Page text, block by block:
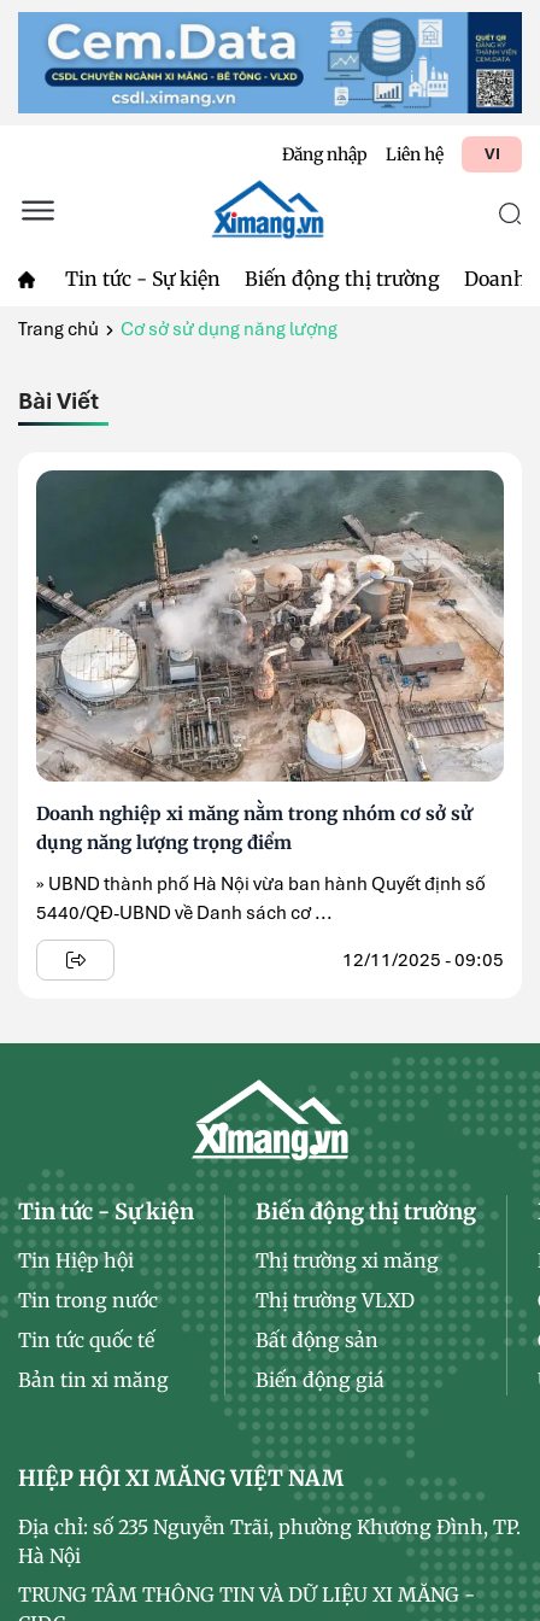
Đăng nhập Liên hệ VI
Tin tức - Sự kiện Biến động thị trường Doanh
Trang chủ Cơ sở sử dụng năng lượng
Bài Viết
Doanh nghiệp xi măng nằm trong nhóm cơ sở sử
dụng năng lượng trọng điểm
» UBND thành phố Hà Nội vừa ban hành Quyết định số
5440/QĐ-UBND về Danh sách cơ ...
12/11/2025 - 09:05
Tin tức - Sự kiện
Tin Hiệp hội
Tin trong nước
Tin tức quốc tế
Bản tin xi măng
Biến động thị trường
Thị trường xi măng
Thị trường VLXD
Bất động sản
Biến động giá
HIỆP HỘI XI MĂNG VIỆT NAM
Địa chỉ: số 235 Nguyễn Trãi, phường Khương Đình, TP.
Hà Nội
TRUNG TÂM THÔNG TIN VÀ DỮ LIỆU XI MĂNG -